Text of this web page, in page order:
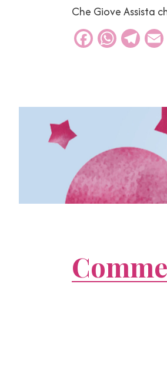
Che Giove Assista
Facebook